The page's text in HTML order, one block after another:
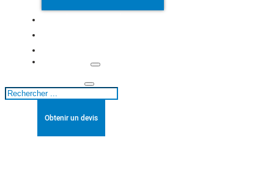
Rechercher
Obtenir un devis